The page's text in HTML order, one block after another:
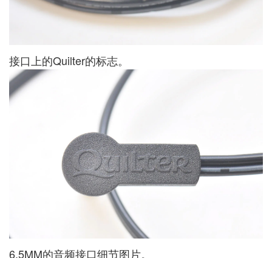
接口上的Quilter的标志。
6.5MM的音频接口细节图片。